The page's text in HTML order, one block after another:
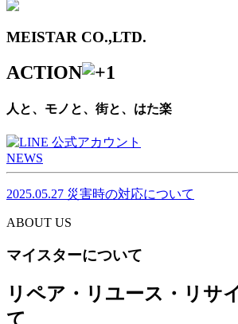
MEISTAR CO.,LTD.
ACTION
人と、モノと、街と、はた楽
NEWS
2025.05.27 災害時の対応について
ABOUT US
マイスターについて
リペア・リユース・リサ
て